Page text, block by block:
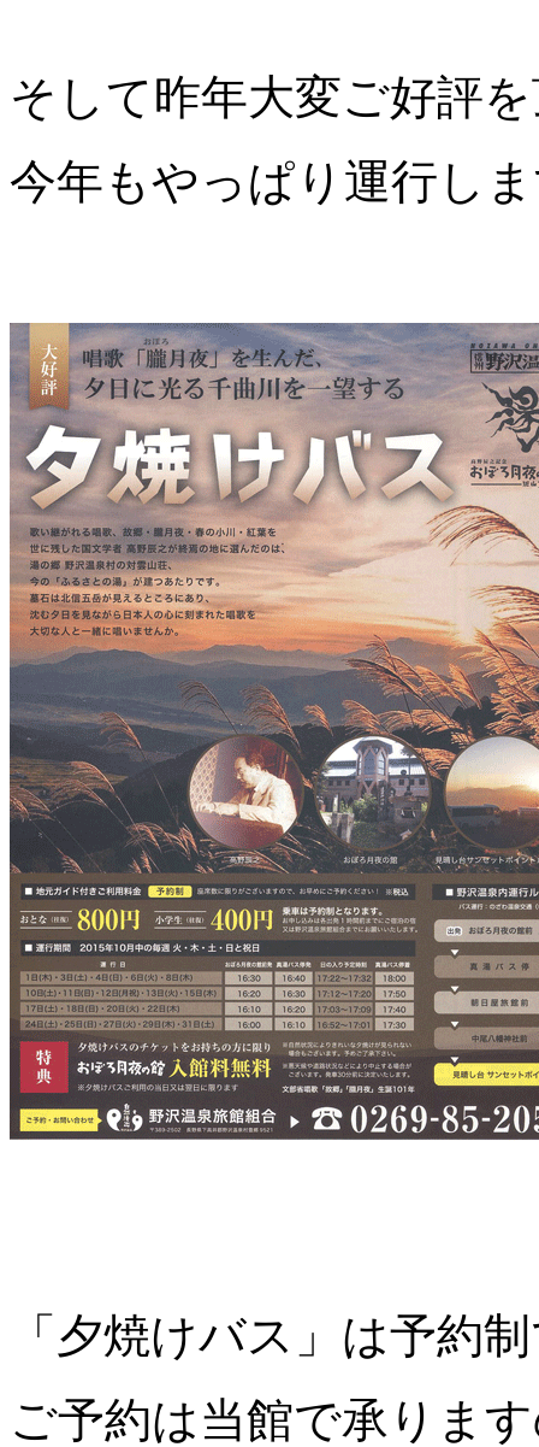
そして昨年大変ご好評
今年もやっぱり運行し
「夕焼けバス」は予約
ご予約は当館で承りま